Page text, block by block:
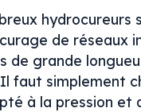
hydrocureurs
de réseaux
de grande
faut simplement
à la pression et